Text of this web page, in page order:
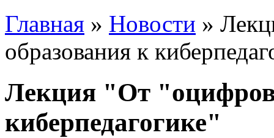
Главная » Новости »
образования к
Лекция "От
киберпедагогике"